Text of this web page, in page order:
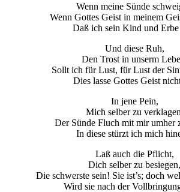
Wenn meine Sünde
Wenn Gottes Geist in meinem
Daß ich sein Kind und
Und diese Ruh,
Den Trost in unserm
Sollt ich für Lust, für Lust der
Dies lasse Gottes Geist
In jene Pein,
Mich selber zu
Der Sünde Fluch mit mir umher
In diese stürzt ich mich
Laß auch die Pflicht,
Dich selber zu besiegen,
Die schwerste sein! Sie ist’s; doch
Wird sie nach der